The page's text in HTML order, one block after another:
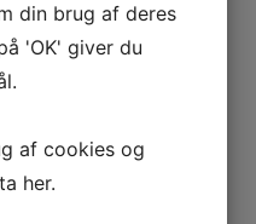
øje
din brug af deres
'OK' giver du
af cookies og
her.